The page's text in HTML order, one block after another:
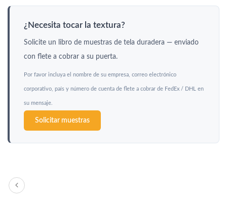
¿Necesita tocar la textura?
Solicite un libro de muestras de tela duradera — enviado
con flete a cobrar a su puerta.
Por favor incluya el nombre de su empresa, correo electrónico
corporativo, país y número de cuenta de flete a cobrar de FedEx / DHL en
su mensaje.
Solicitar muestras